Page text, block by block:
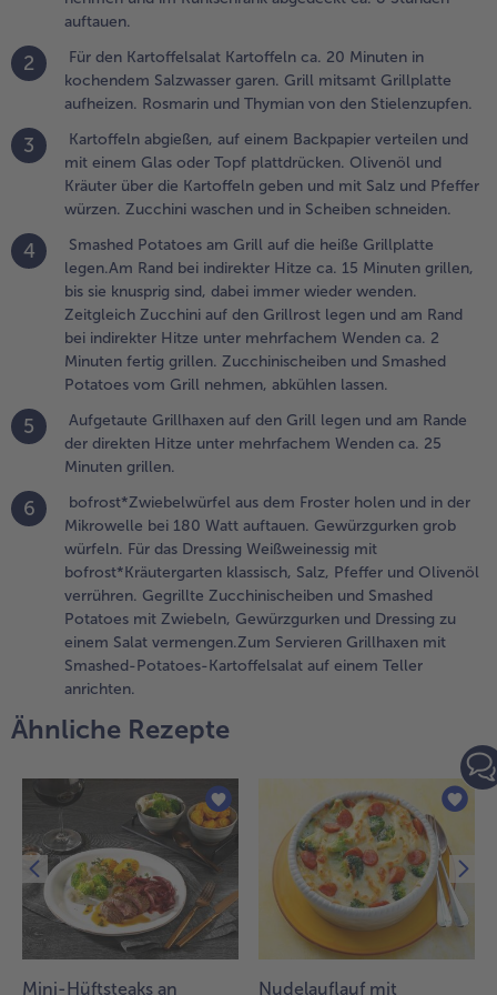
am
auf die
Grillplatte
indirekter
ca. 15
grillen,
sie knusprig
dabei
wieder
auf den
legen
am Rand bei
ca. 2
fertig
Smashed
nehmen,
lassen.
unter
ca.
Minuten
auftauen.
2
Für den Kartoffelsalat Kartoffeln ca. 20 Minuten in
kochendem Salzwasser garen. Grill mitsamt Grillplatte
aufheizen. Rosmarin und Thymian von den Stielenzupfen.
3
Kartoffeln abgießen, auf einem Backpapier verteilen und
mit einem Glas oder Topf plattdrücken. Olivenöl und
Kräuter über die Kartoffeln geben und mit Salz und Pfeffer
würzen. Zucchini waschen und in Scheiben schneiden.
4
Smashed Potatoes am Grill auf die heiße Grillplatte
legen.Am Rand bei indirekter Hitze ca. 15 Minuten grillen,
bis sie knusprig sind, dabei immer wieder wenden.
Zeitgleich Zucchini auf den Grillrost legen und am Rand
bei indirekter Hitze unter mehrfachem Wenden ca. 2
Minuten fertig grillen. Zucchinischeiben und Smashed
Potatoes vom Grill nehmen, abkühlen lassen.
5
Aufgetaute Grillhaxen auf den Grill legen und am Rande
der direkten Hitze unter mehrfachem Wenden ca. 25
Minuten grillen.
6
bofrost*Zwiebelwürfel aus dem Froster holen und in der
Mikrowelle bei 180 Watt auftauen. Gewürzgurken grob
würfeln. Für das Dressing Weißweinessig mit
bofrost*Kräutergarten klassisch, Salz, Pfeffer und Olivenöl
verrühren. Gegrillte Zucchinischeiben und Smashed
Potatoes mit Zwiebeln, Gewürzgurken und Dressing zu
einem Salat vermengen.Zum Servieren Grillhaxen mit
Smashed-Potatoes-Kartoffelsalat auf einem Teller
anrichten.
Ähnliche Rezepte
Mini-Hüftsteaks an
Nudelauflauf mit